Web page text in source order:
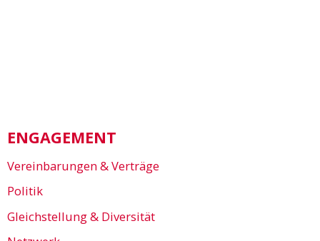
ENGAGEMENT
Vereinbarungen & Verträge
Politik
Gleichstellung & Diversität